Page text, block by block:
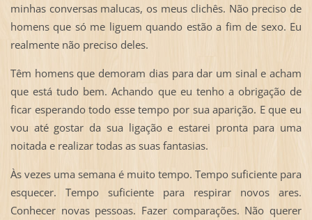
minhas conversas malucas, os meus clichês. Não preciso de
homens que só me liguem quando estão a fim de sexo. Eu
realmente não preciso deles.
Têm homens que demoram dias para dar um sinal e acham
que está tudo bem. Achando que eu tenho a obrigação de
ficar esperando todo esse tempo por sua aparição. E que eu
vou até gostar da sua ligação e estarei pronta para uma
noitada e realizar todas as suas fantasias.
Às vezes uma semana é muito tempo. Tempo suficiente para
esquecer. Tempo suficiente para respirar novos ares.
Conhecer novas pessoas. Fazer comparações. Não querer